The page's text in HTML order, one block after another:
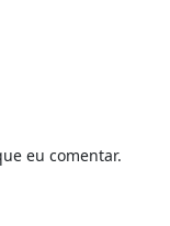
eu comentar.